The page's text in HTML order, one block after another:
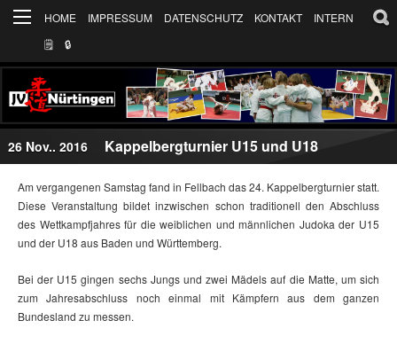
HOME IMPRESSUM DATENSCHUTZ KONTAKT
INTERN
🗒
🔒︎
26 Nov.. 2016 Kappelbergturnier U15 und U18
Am vergangenen Samstag fand in Fellbach das 24. Kappelbergturnier statt.
Diese Veranstaltung bildet inzwischen schon traditionell den Abschluss
des Wettkampfjahres für die weiblichen und männlichen Judoka der U15
und der U18 aus Baden und Württemberg.
Bei der U15 gingen sechs Jungs und zwei Mädels auf die Matte, um sich
zum Jahresabschluss noch einmal mit Kämpfern aus dem ganzen
Bundesland zu messen.